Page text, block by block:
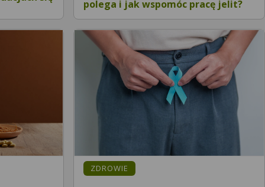
polega i jak wspomóc pracę jelit?
ZDROWIE